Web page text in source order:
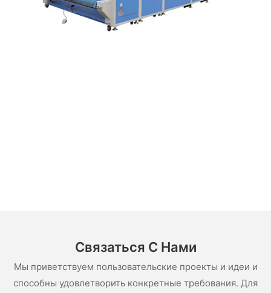
Связаться С Нами
Мы приветствуем пользовательские проекты и идеи и
способны удовлетворить конкретные требования. Для